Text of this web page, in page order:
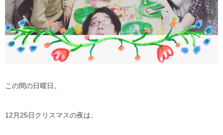
この間の日曜日。
12月25日クリスマスの夜は、